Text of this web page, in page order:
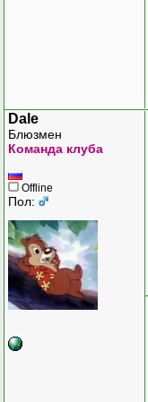
Dale
Блюзмен
Команда клуба
Offline
Пол: